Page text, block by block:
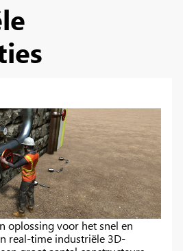
oplossing voor het snel en
real-time industriële 3D-